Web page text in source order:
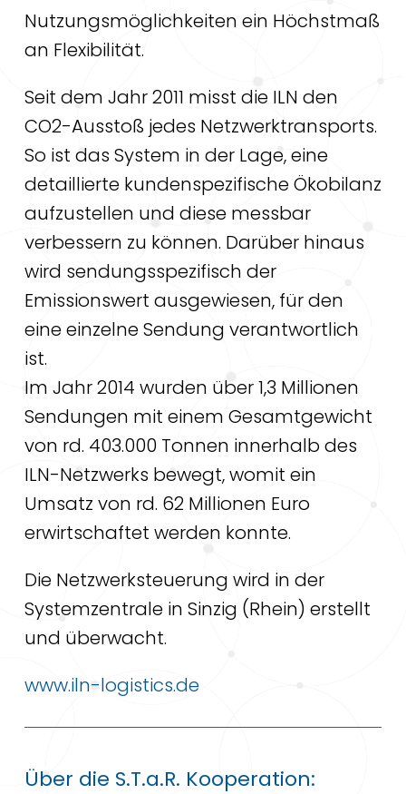
Nutzungsmöglichkeiten ein Höchstmaß
an Flexibilität.
Seit dem Jahr 2011 misst die ILN den
CO2-Ausstoß jedes Netzwerktransports.
So ist das System in der Lage, eine
detaillierte kundenspezifische Ökobilanz
aufzustellen und diese messbar
verbessern zu können. Darüber hinaus
wird sendungsspezifisch der
Emissionswert ausgewiesen, für den
eine einzelne Sendung verantwortlich
ist.
Im Jahr 2014 wurden über 1,3 Millionen
Sendungen mit einem Gesamtgewicht
von rd. 403.000 Tonnen innerhalb des
ILN-Netzwerks bewegt, womit ein
Umsatz von rd. 62 Millionen Euro
erwirtschaftet werden konnte.
Die Netzwerksteuerung wird in der
Systemzentrale in Sinzig (Rhein) erstellt
und überwacht.
www.iln-logistics.de
Über die S.T.a.R. Kooperation: